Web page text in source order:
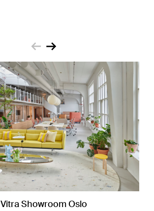
zurück
weiter
Vitra Showroom Oslo